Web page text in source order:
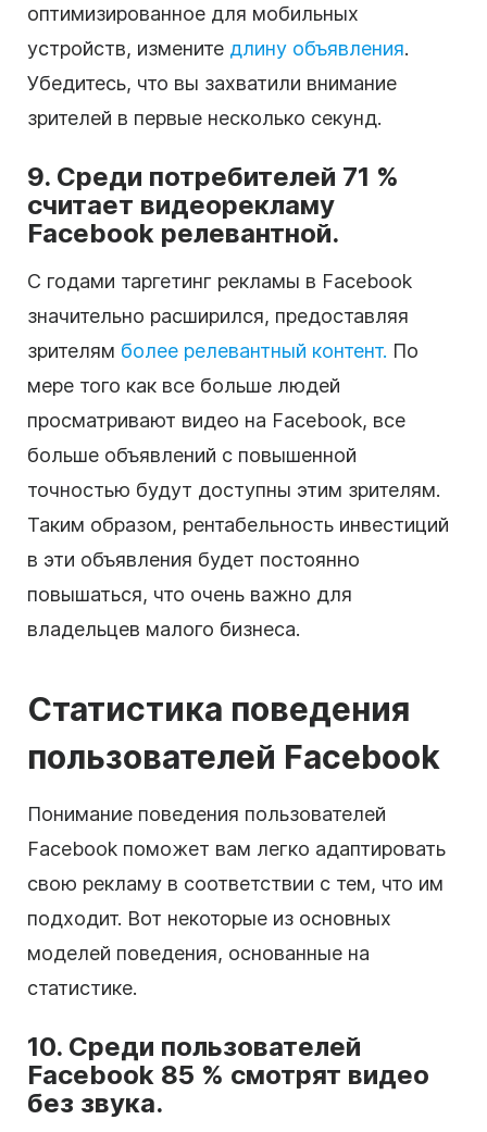
оптимизированное для мобильных
устройств, измените длину объявления.
Убедитесь, что вы захватили внимание
зрителей в первые несколько секунд.
9. Среди потребителей 71 %
считает видеорекламу
Facebook релевантной.
С годами таргетинг рекламы в Facebook
значительно расширился, предоставляя
зрителям более релевантный контент. По
мере того как все больше людей
просматривают видео на Facebook, все
больше объявлений с повышенной
точностью будут доступны этим зрителям.
Таким образом, рентабельность инвестиций
в эти объявления будет постоянно
повышаться, что очень важно для
владельцев малого бизнеса.
Статистика поведения
пользователей Facebook
Понимание поведения пользователей
Facebook поможет вам легко адаптировать
свою рекламу в соответствии с тем, что им
подходит. Вот некоторые из основных
моделей поведения, основанные на
статистике.
10. Среди пользователей
Facebook 85 % смотрят видео
без звука.